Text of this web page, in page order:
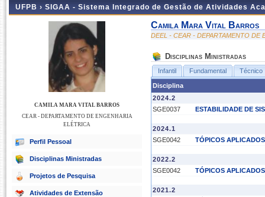
UFPB › SIGAA - Sistema Integrado de Gestão de Atividades
CAMILA MARA VITAL BARROS
CEAR - DEPARTAMENTO DE ENGENHARIA
ELÉTRICA
Perfil Pessoal
Disciplinas Ministradas
Projetos de Pesquisa
Atividades de Extensão
Camila Mara Vital Barros
DEEL - CEAR - DEPARTAMENTO DE
Disciplinas Ministradas
Infantil Fundamental Técnico
Disciplina
2024.2
SGE0037
ESTABILIDADE DE
2024.1
SGE0042
TÓPICOS
2022.2
SGE0042
TÓPICOS
2021.2